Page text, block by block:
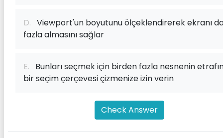
D. Viewport'un boyutunu ölçeklendirerek ekranı
fazla almasını sağlar
E. Bunları seçmek için birden fazla nesnenin
bir seçim çerçevesi çizmenize izin verin
Check Answer